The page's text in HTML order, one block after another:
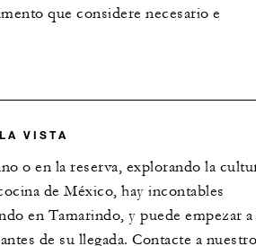
que considere necesario e
VISTA
o en la reserva, explorando la
de México, hay incontables
en Tamarindo, y puede empezar a
de su llegada. Contacte a nuestro